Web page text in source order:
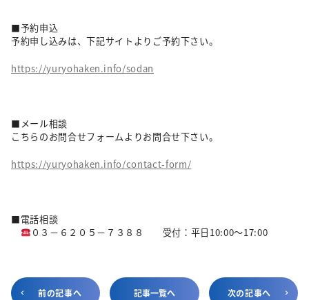
■予約申込
予約申し込みは、下記サイトよりご予約下さい。
https://yuryohaken.info/sodan
■メール相談
こちらのお問合せフォームよりお問合せ下さい。
https://yuryohaken.info/contact-form/
■電話相談
０３－６２０５－７３８８ 受付：平日10:00～17:00
前の記事へ 記事一覧へ 次の記事へ